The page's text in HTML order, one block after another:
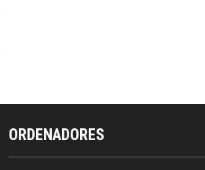
ORDENADORES